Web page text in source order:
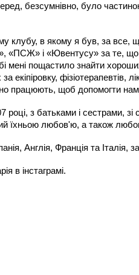
безсумнівно, було
клубу, в якому я був, за все,
і «Ювентусу» за те, що
мені пощастило знайти
екіпіровку, фізіотерапевтів,
працюють, щоб допомогти
з батьками і сестрами, зі
їхньою любов'ю, а також
Англія, Франція та Італія,
в інстаграмі.